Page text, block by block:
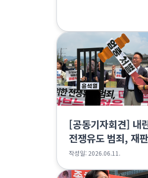
사적 대결상태를 해결
다. 2018-19년 남...
[공동기자회견] 내
전쟁유도 범죄, 재
중형을 선고하라
작성일: 2026.06.11.